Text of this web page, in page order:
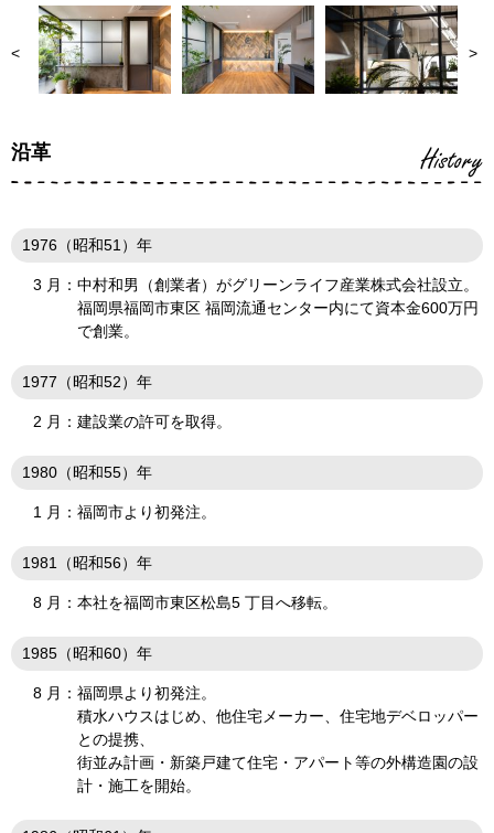
< >
沿革 History
1976（昭和51）年
3 月： 中村和男（創業者）がグリーンライフ産業株式会社設立。
福岡県福岡市東区 福岡流通センター内にて資本金600万円
で創業。
1977（昭和52）年
2 月： 建設業の許可を取得。
1980（昭和55）年
1 月： 福岡市より初発注。
1981（昭和56）年
8 月： 本社を福岡市東区松島5 丁目へ移転。
1985（昭和60）年
8 月： 福岡県より初発注。
積水ハウスはじめ、他住宅メーカー、住宅地デベロッパー
との提携、
街並み計画・新築戸建て住宅・アパート等の外構造園の設
計・施工を開始。